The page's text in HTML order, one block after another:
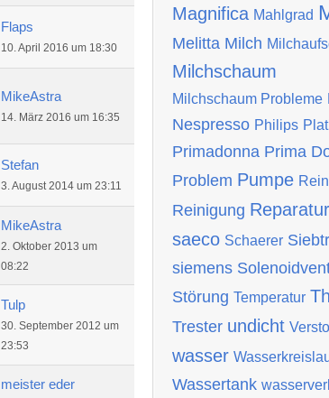
Flaps
10. April 2016 um 18:30
MikeAstra
14. März 2016 um 16:35
Stefan
3. August 2014 um 23:11
MikeAstra
2. Oktober 2013 um
08:22
Tulp
30. September 2012 um
23:53
meister eder
Magnifica Mahlgrad
Melitta Milch
Milchschaum
Milchschaum Probleme
Nespresso Philips
Primadonna Prima
Problem Pumpe
Reinigung Reparatur
saeco Schaerer
siemens
Störung Temperatur
Trester undicht
wasser
Wassertank